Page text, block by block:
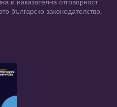
и наказателна отговорност
българско законодателство.